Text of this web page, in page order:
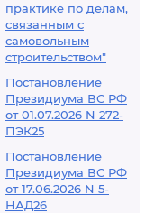
практике по делам,
связанным с
самовольным
строительством"
Постановление
Президиума ВС РФ
от 01.07.2026 N 272-
ПЭК25
Постановление
Президиума ВС РФ
от 17.06.2026 N 5-
НАД26